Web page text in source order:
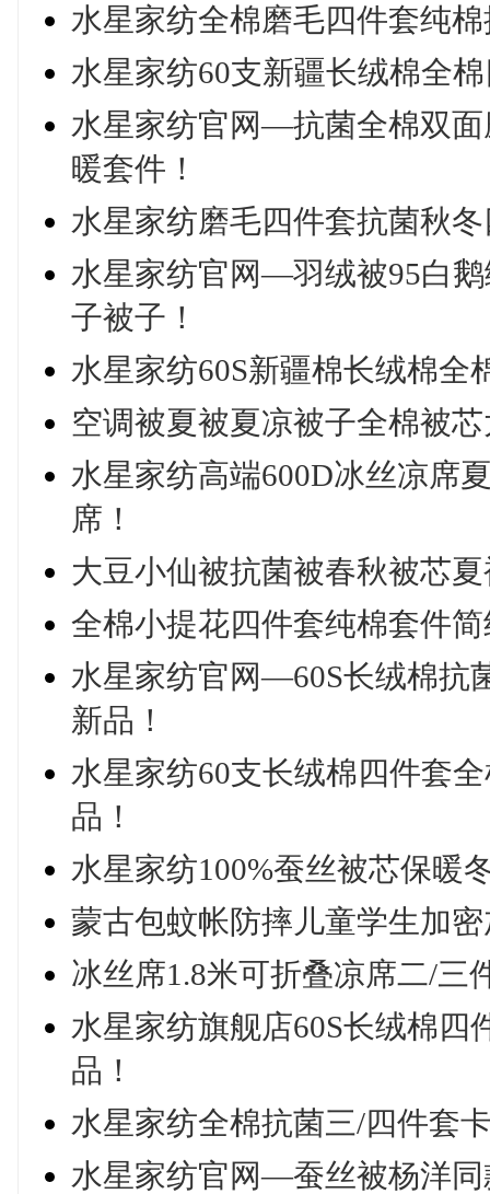
水星家纺全棉磨毛四件套纯
水星家纺60支新疆长绒棉全
水星家纺官网—抗菌全棉双
暖套件！
水星家纺磨毛四件套抗菌秋
水星家纺官网—羽绒被95白
子被子！
水星家纺60S新疆棉长绒棉
空调被夏被夏凉被子全棉被
水星家纺高端600D冰丝凉席
席！
大豆小仙被抗菌被春秋被芯
全棉小提花四件套纯棉套件
水星家纺官网—60S长绒棉抗
新品！
水星家纺60支长绒棉四件套
品！
水星家纺100%蚕丝被芯保暖
蒙古包蚊帐防摔儿童学生加
冰丝席1.8米可折叠凉席二/三
水星家纺旗舰店60S长绒棉四
品！
水星家纺全棉抗菌三/四件套
水星家纺官网—蚕丝被杨洋